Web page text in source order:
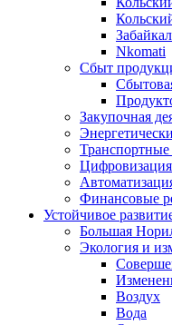
Nkomati
Сбыт
Закупочная
Цифровизация
Финансовые
Устойчивое
Большая
Экология и
Воздух
Вода